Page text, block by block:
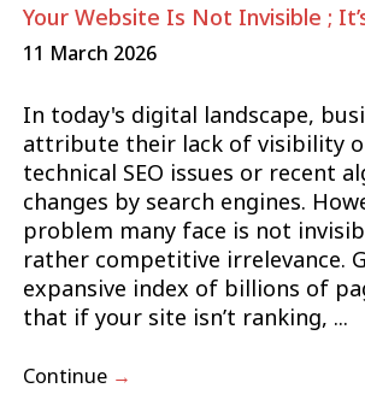
Your Website Is Not Invisible ;
11 March 2026
In today's digital landscape,
attribute their lack of visibility
technical SEO issues or recent
changes by search engines.
problem many face is not
rather competitive irrelevance.
expansive index of billions of
that if your site isn’t ranking, ...
Continue →